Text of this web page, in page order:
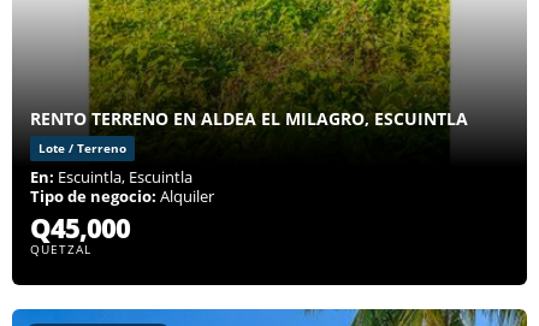
RENTO TERRENO EN ALDEA EL MILAGRO, ESCUINTLA
Lote / Terreno
En: Escuintla, Escuintla
Tipo de negocio: Alquiler
Q45,000
QUETZAL